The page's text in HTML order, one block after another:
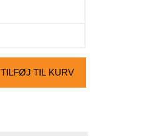
TILFØJ TIL KURV